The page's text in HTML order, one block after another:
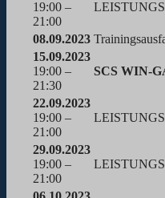
19:00 –
21:00
08.09.2023
15.09.2023
19:00 –
21:30
SCS WIN-
22.09.2023
19:00 –
21:00
29.09.2023
19:00 –
21:00